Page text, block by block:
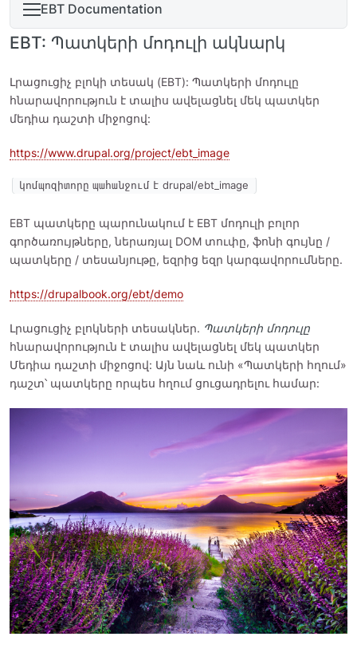
EBT Documentation
EBT: Պատկերի մոդուլի ակնարկ
Լրացուցիչ բլոկի տեսակ (EBT): Պատկերի մոդուլը
հնարավորություն է տալիս ավելացնել մեկ պատկեր
մեդիա դաշտի միջոցով:
https://www.drupal.org/project/ebt_image
կոմպոզիտորը պահանջում է drupal/ebt_image
EBT պատկերը պարունակում է EBT մոդուլի բոլոր
գործառույթները, ներառյալ DOM տուփը, ֆոնի գույնը /
պատկերը / տեսանյութը, եզրից եզր կարգավորումները.
https://drupalbook.org/ebt/demo
Լրացուցիչ բլոկների տեսակներ. Պատկերի մոդուլը
հնարավորություն է տալիս ավելացնել մեկ պատկեր
Մեդիա դաշտի միջոցով: Այն նաև ունի «Պատկերի հղում»
դաշտ՝ պատկերը որպես հղում ցուցադրելու համար: